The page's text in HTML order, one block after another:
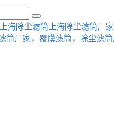
上海除尘滤筒 上海除尘滤筒厂家